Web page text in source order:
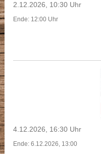
2.12.2026, 10:30 Uhr
Ende: 12:00 Uhr
4.12.2026, 16:30 Uhr
Ende: 6.12.2026, 13:00